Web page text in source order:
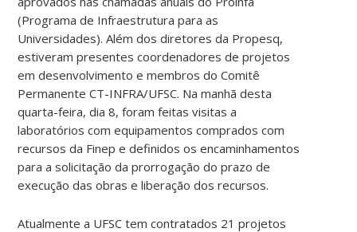
(Programa de Infraestrutura para as
Universidades). Além dos diretores da Propesq,
estiveram presentes coordenadores de projetos
em desenvolvimento e membros do Comitê
Permanente CT-INFRA/UFSC. Na manhã desta
quarta-feira, dia 8, foram feitas visitas a
laboratórios com equipamentos comprados com
recursos da Finep e definidos os encaminhamentos
para a solicitação da prorrogação do prazo de
execução das obras e liberação dos recursos.
Atualmente a UFSC tem contratados 21 projetos